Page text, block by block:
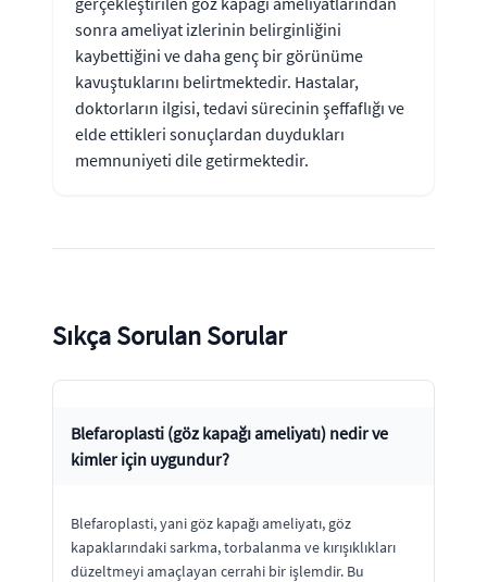
sonra ameliyat izlerinin belirginliğini
kaybettiğini ve daha genç bir görünüme
kavuştuklarını belirtmektedir. Hastalar,
doktorların ilgisi, tedavi sürecinin şeffaflığı ve
elde ettikleri sonuçlardan duydukları
memnuniyeti dile getirmektedir.
Sıkça Sorulan Sorular
Blefaroplasti (göz kapağı ameliyatı) nedir ve
kimler için uygundur?
Blefaroplasti, yani göz kapağı ameliyatı, göz
kapaklarındaki sarkma, torbalanma ve kırışıklıkları
düzeltmeyi amaçlayan cerrahi bir işlemdir. Bu